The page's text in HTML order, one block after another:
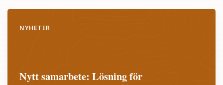
NYHETER
Nytt samarbete: Lösning för